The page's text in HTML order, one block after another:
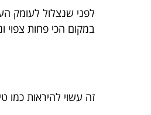
לפני שנצלול לעומק
במקום הכי פחות
זה עשוי להיראות כמו